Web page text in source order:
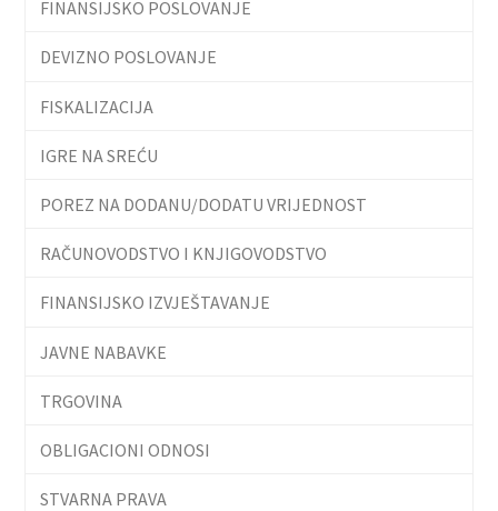
FINANSIJSKO POSLOVANJE
DEVIZNO POSLOVANJE
FISKALIZACIJA
IGRE NA SREĆU
POREZ NA DODANU/DODATU VRIJEDNOST
RAČUNOVODSTVO I KNJIGOVODSTVO
FINANSIJSKO IZVJEŠTAVANJE
JAVNE NABAVKE
TRGOVINA
OBLIGACIONI ODNOSI
STVARNA PRAVA